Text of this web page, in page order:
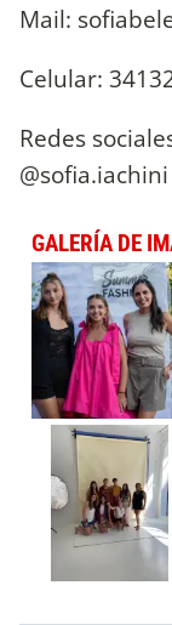
Mail:
Celular:
Redes
GALERÍA DE